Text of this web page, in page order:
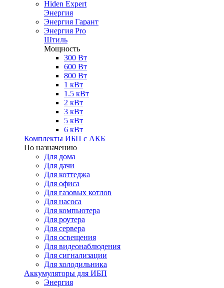
Hiden Expert
Энергия
Энергия Гарант
Энергия Pro
Штиль
Мощность
300 Вт
600 Вт
800 Вт
1 кВт
1.5 кВт
2 кВт
3 кВт
5 кВт
6 кВт
Комплекты ИБП с АКБ
По назначению
Для дома
Для дачи
Для коттеджа
Для офиса
Для газовых котлов
Для насоса
Для компьютера
Для роутера
Для сервера
Для освещения
Для видеонаблюдения
Для сигнализации
Для холодильника
Аккумуляторы для ИБП
Энергия